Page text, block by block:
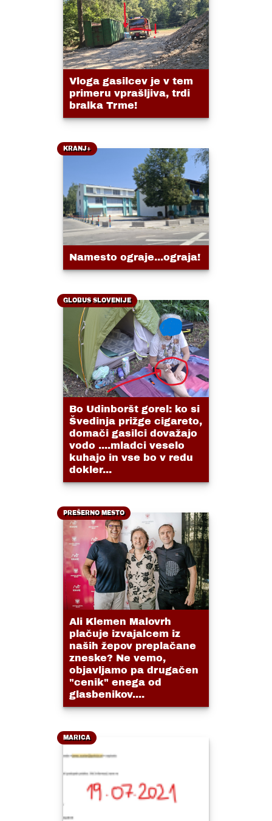
Vloga gasilcev je v tem
primeru vprašljiva, trdi
bralka Trme!
KRANJ+
Namesto ograje...ograja!
GLOBUS SLOVENIJE
Bo Udinboršt gorel: ko si
Švedinja prižge cigareto,
domači gasilci dovažajo
vodo ....mladci veselo
kuhajo in vse bo v redu
dokler...
PREŠERNO MESTO
Ali Klemen Malovrh
plačuje izvajalcem iz
naših žepov preplačane
zneske? Ne vemo,
objavljamo pa drugačen
"cenik" enega od
glasbenikov....
MARICA